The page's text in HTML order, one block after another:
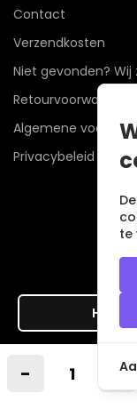
- +
Contact
Verzendkosten
Niet gevonden?
Retourvoorwaarden
Algemene
Privacybeleid
Hier
te